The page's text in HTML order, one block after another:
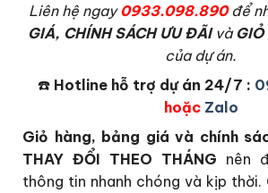
Liên hệ ngay 0933.098.890để
GIÁ, CHÍNH SÁCH ƯU ĐÃIvàGIỎ
của dự án.
☎️Hotline hỗ trợ dự án 24/7 :
hoặc Zalo
Giỏ hàng, bảng giá và chính
THAY ĐỔI THEO THÁNG nên
thông tin nhanh chóng và kịp thời.